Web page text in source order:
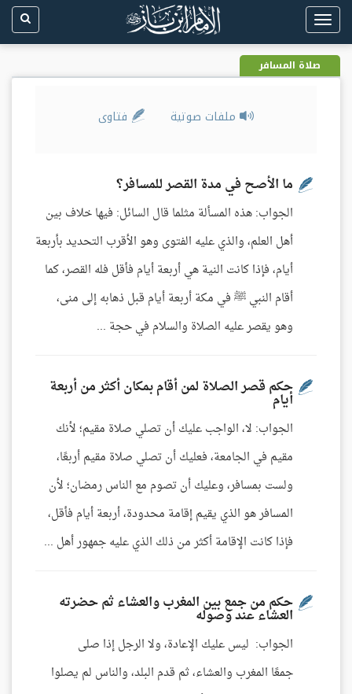
Toggle
navigation
صلاة المسافر
ملفات صوتية فتاوى
ما الأصح في مدة القصر للمسافر؟
الجواب: هذه المسألة مثلما قال السائل: فيها خلاف بين
أهل العلم، والذي عليه الفتوى وهو الأقرب التحديد بأربعة
أيام، فإذا كانت النية هي أربعة أيام فأقل فله القصر، كما
أقام النبي ﷺ في مكة أربعة أيام قبل ذهابه إلى منى،
وهو يقصر عليه الصلاة والسلام في حجة ...
حكم قصر الصلاة لمن أقام بمكان أكثر من أربعة
أيام
الجواب: لا، الواجب عليك أن تصلي صلاة مقيم؛ لأنك
مقيم في الجامعة، فعليك أن تصلي صلاة مقيم أربعًا،
ولست بمسافر، وعليك أن تصوم مع الناس رمضان؛ لأن
المسافر هو الذي يقيم إقامة محدودة، أربعة أيام فأقل،
فإذا كانت الإقامة أكثر من ذلك الذي عليه جمهور أهل ...
حكم من جمع بين المغرب والعشاء ثم حضرته
العشاء عند وصوله
الجواب: ليس عليك الإعادة، ولا الرجل إذا صلى
جمعًا المغرب والعشاء، ثم قدم البلد، والناس لم يصلوا